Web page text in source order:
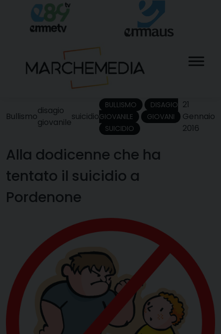
content
Bullismo
disagio
giovanile
suicidio
BULLISMO
DISAGIO
GIOVANILE
GIOVANI
SUICIDIO
21
Gennaio
2016
Alla dodicenne che ha
tentato il suicidio a
Pordenone